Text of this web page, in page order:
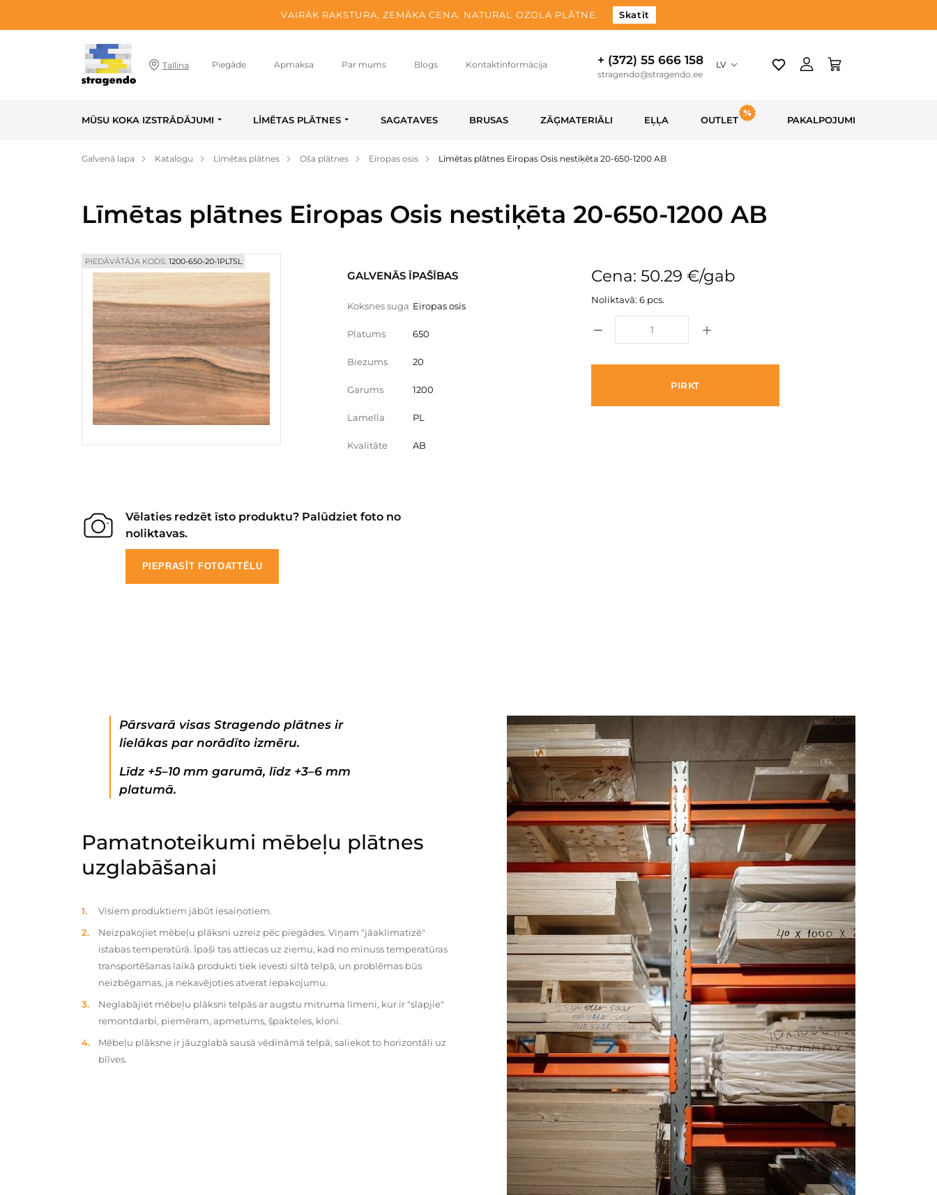
VAIRĀK RAKSTURA, ZEMĀKA CENA. NATURAL OZOLA PLĀTNE. Skatīt
Tallina Piegāde Apmaksa Par mums Blogs Kontaktinformācija + (372) 55 666 158
stragendo@stragendo.ee
LV
MŪSU KOKA IZSTRĀDĀJUMI LĪMĒTAS PLĀTNES SAGATAVES BRUSAS ZĀĢMATERIĀLI EĻĻA OUTLET PAKALPOJUMI
Galvenā lapa Katalogu Līmētas plātnes Oša plātnes Eiropas osis Līmētas plātnes Eiropas Osis nestiķēta 20-650-1200 AB
Līmētas plātnes Eiropas Osis nestiķēta 20-650-1200 AB
PIEDĀVĀTĀJA KODS: 1200-650-20-1PLTSL
GALVENĀS ĪPAŠĪBAS
Koksnes suga Eiropas osis
Platums 650
Biezums 20
Garums 1200
Lamella PL
Kvalitāte AB
Cena: 50.29 €/gab
Noliktavā: 6 pcs.
PIRKT
Vēlaties redzēt īsto produktu? Palūdziet foto no
noliktavas.
PIEPRASĪT FOTOATTĒLU
Pārsvarā visas Stragendo plātnes ir
lielākas par norādīto izmēru.
Līdz +5–10 mm garumā, līdz +3–6 mm
platumā.
Pamatnoteikumi mēbeļu plātnes
uzglabāšanai
Visiem produktiem jābūt iesaiņotiem.
Neizpakojiet mēbeļu plāksni uzreiz pēc piegādes. Viņam "jāaklimatizē"
istabas temperatūrā. Īpaši tas attiecas uz ziemu, kad no mīnuss temperatūras
transportēšanas laikā produkti tiek ievesti siltā telpā, un problēmas būs
neizbēgamas, ja nekavējoties atverat iepakojumu.
Neglabājiet mēbeļu plāksni telpās ar augstu mitruma līmeni, kur ir "slapjie"
remontdarbi, piemēram, apmetums, špakteles, kloni.
Mēbeļu plāksne ir jāuzglabā sausā vēdināmā telpā, saliekot to horizontāli uz
blīves.